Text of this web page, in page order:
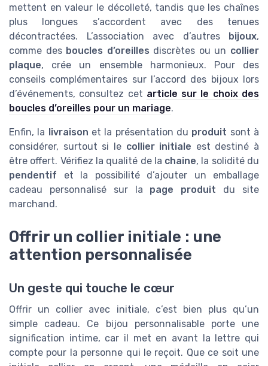
mettent en valeur le décolleté, tandis que les chaînes
plus longues s’accordent avec des tenues
décontractées. L’association avec d’autres
bijoux,
comme des boucles d’oreilles discrètes ou un collier
plaque, crée un ensemble harmonieux. Pour des
conseils complémentaires sur l’accord des bijoux lors
d’événements, consultez cet article sur le choix des
boucles d’oreilles pour un mariage.
Enfin, la livraison et la présentation du produit sont à
considérer, surtout si le collier initiale est destiné à
être offert. Vérifiez la qualité de la chaine, la solidité du
pendentif et la possibilité d’ajouter un emballage
cadeau personnalisé sur la page produit du site
marchand.
Offrir un collier initiale : une
attention personnalisée
Un geste qui touche le cœur
Offrir un collier avec initiale, c’est bien plus qu’un
simple cadeau. Ce bijou personnalisable porte une
signification intime, car il met en avant la lettre qui
compte pour la personne qui le reçoit. Que ce soit une